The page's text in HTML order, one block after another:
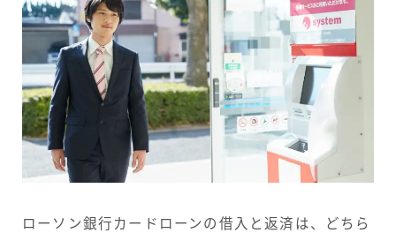
ローソン銀行カードローンの借入と返済は、どちら